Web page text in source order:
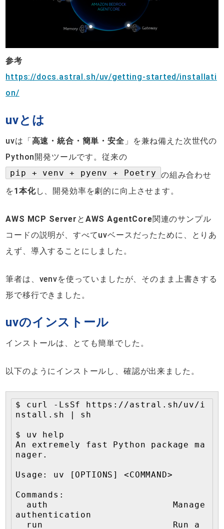
参考
https://docs.astral.sh/uv/getting-started/installati
on/
uvとは
uvは「高速・統合・簡単・安全 」を兼ね備えた次世代の
Python開発ツールです。従来の
pip + venv + pyenv + Poetry の組み合わせ
を1本化し、開発効率を劇的に向上させます。
AWS MCP Server と AWS AgentCore関連のサンプル
コードの説明が、すべてuvベースだったために、とりあ
えず、導入することにしました。
筆者は、venvを使っていましたが、そのまま上書きする
形で移行できました。
uvのインストール
インストールは、とても簡単でした。
以下のようにインストールし、確認が出来ました。
$ curl -LsSf https://astral.sh/uv/i
nstall.sh | sh
$ uv help
An extremely fast Python package ma
nager.
Usage: uv [OPTIONS] <COMMAND>
Commands:
authentication